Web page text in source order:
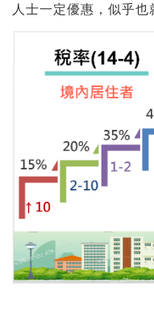
人士一定優惠，似乎也